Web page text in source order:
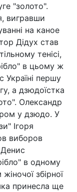
"золото".
вигравши
на каное
Дідух став
тенісі,
в цьому ж
Україні першу
а дзюдоїстка
Олександр
у дзюдо. У
Ігоря
виборов
в одному
збірної
принесла ще